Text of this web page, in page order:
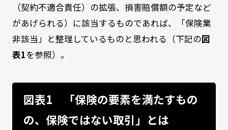
（契約不適合責任）の拡張、損害賠償額の予定など
があげられる）に該当するものであれば、「保険業
非該当」と整理しているものと思われる（下記の図
表1を参照）。
図表1 「保険の要素を満たすもの
の、保険ではない取引」とは